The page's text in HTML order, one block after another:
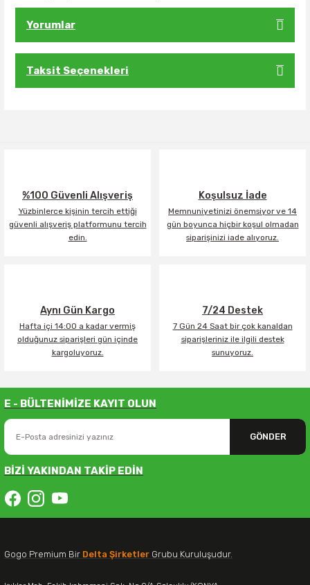
Yorumlar
Taksit Seçenekleri
%100 Güvenli Alışveriş
Yüzbinlerce kişinin tercih ettiği
güvenli alışveriş platformunu tercih
edin.
Koşulsuz İade
Memnuniyetinizi önemsiyor ve 14
gün boyunca hiçbir koşul olmadan
siparişinizi iade alıyoruz.
Aynı Gün Kargo
Hafta içi 14:00 a kadar vermiş
olduğunuz siparişleri gün içinde
kargoluyoruz.
7/24 Destek
7 Gün 24 Saat bir çok kanaldan
siparişleriniz ile ilgili destek
sunuyoruz.
E - BÜLTENİMİZE KAYIT OLUN
GÖNDER
BİZİ YAKINDAN TAKİP EDİN
Gogo Premium Bir Delta Şirketler Grubu Kuruluşudur.